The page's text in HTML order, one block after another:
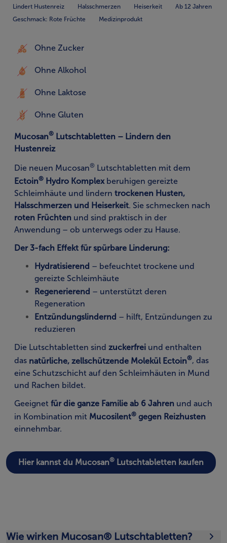
Lindert Hustenreiz Halsschmerzen Heiserkeit
Ab 12 Jahren
Geschmack: Rote Früchte
Medizinprodukt
Ohne Zucker
Ohne Alkohol
Ohne Laktose
Ohne Gluten
Mucosan® Lutschtabletten – Lindern den
Hustenreiz
Die neuen Mucosan® Lutschtabletten mit dem
Ectoin® Hydro Komplexberuhigen gereizte
Schleimhäute und lindern trockenen Husten,
Halsschmerzen und Heiserkeit. Sie schmecken nach
roten Früchten und sind praktisch in der
Anwendung – ob unterwegs oder zu Hause.
Der 3-fach Effekt für spürbare Linderung:
Hydratisierend – befeuchtet trockene und
gereizte Schleimhäute
Regenerierend – unterstützt deren
Regeneration
Entzündungslindernd – hilft, Entzündungen zu
reduzieren
Die Lutschtabletten sind zuckerfrei und enthalten
das natürliche, zellschützende Molekül Ectoin®, das
eine Schutzschicht auf den Schleimhäuten in Mund
und Rachen bildet.
Geeignet für die ganze Familie ab 6 Jahren und auch
in Kombination mit Mucosilent® gegen Reizhusten
einnehmbar.
Hier kannst du Mucosan® Lutschtabletten kaufen
Wie wirken Mucosan® Lutschtabletten?